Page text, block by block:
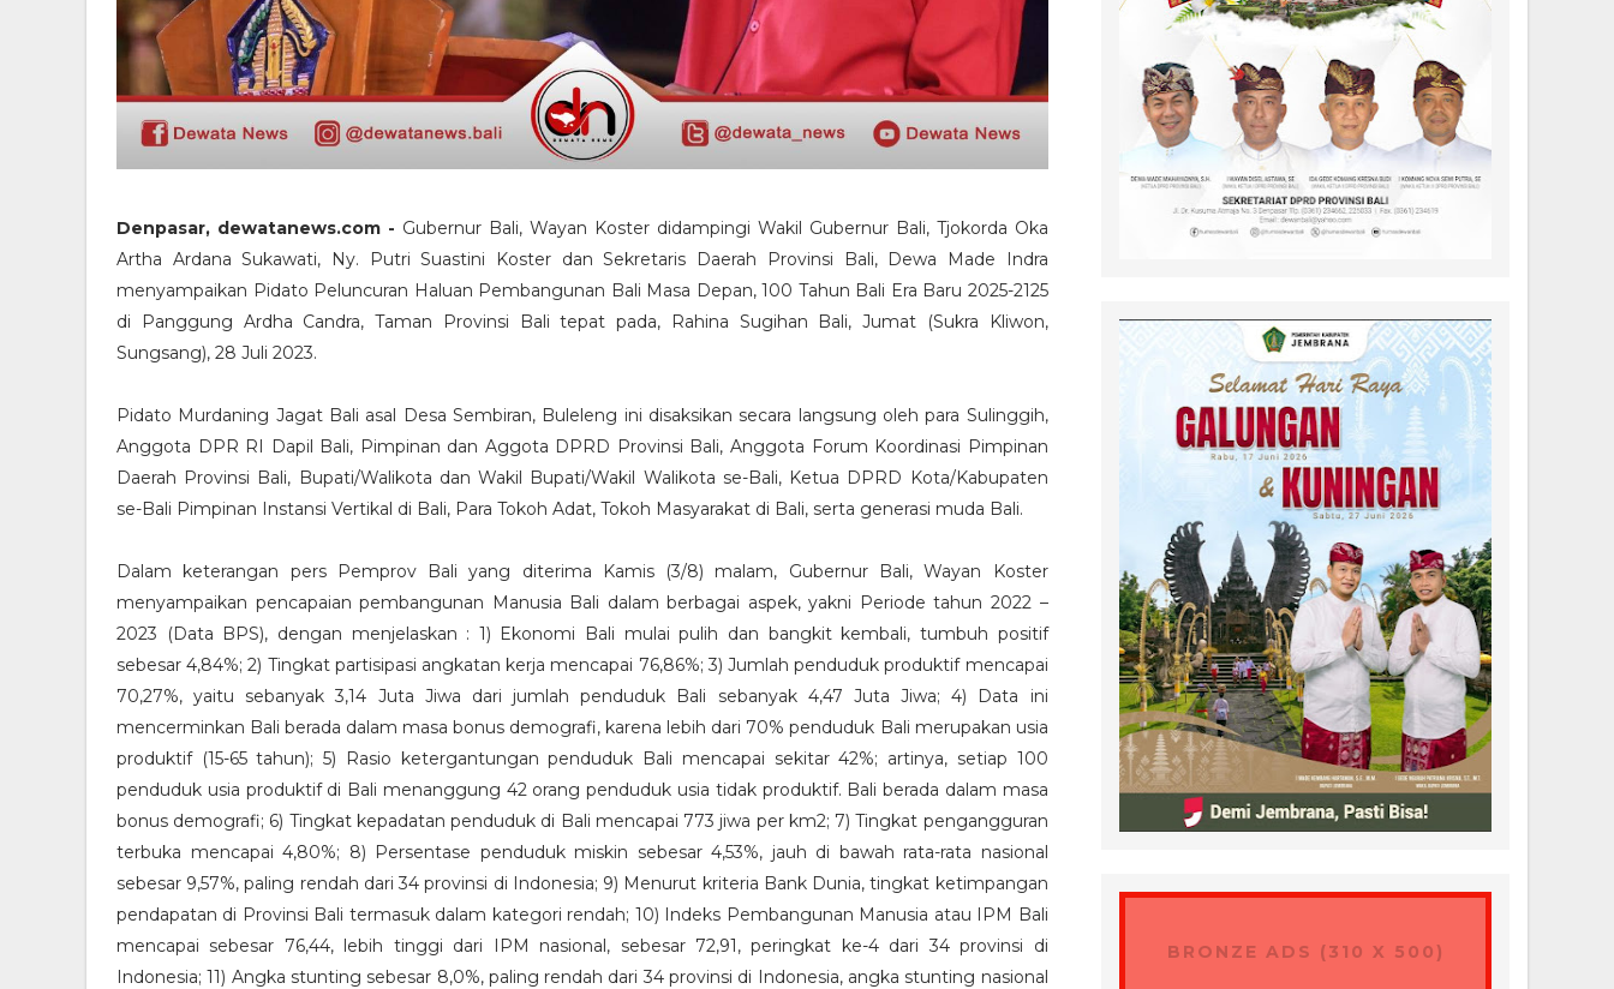
Denpasar, dewatanews.com - Gubernur Bali, Wayan Koster didampingi Wakil Gubernur Bali, Tjokorda Oka
Artha Ardana Sukawati, Ny. Putri Suastini Koster dan Sekretaris Daerah Provinsi Bali, Dewa Made Indra
menyampaikan Pidato Peluncuran Haluan Pembangunan Bali Masa Depan, 100 Tahun Bali Era Baru 2025-2125
di Panggung Ardha Candra, Taman Provinsi Bali tepat pada, Rahina Sugihan Bali, Jumat (Sukra Kliwon,
Sungsang), 28 Juli 2023.
Pidato Murdaning Jagat Bali asal Desa Sembiran, Buleleng ini disaksikan secara langsung oleh para Sulinggih,
Anggota DPR RI Dapil Bali, Pimpinan dan Aggota DPRD Provinsi Bali, Anggota Forum Koordinasi Pimpinan
Daerah Provinsi Bali, Bupati/Walikota dan Wakil Bupati/Wakil Walikota se-Bali, Ketua DPRD Kota/Kabupaten
se-Bali Pimpinan Instansi Vertikal di Bali, Para Tokoh Adat, Tokoh Masyarakat di Bali, serta generasi muda Bali.
Dalam keterangan pers Pemprov Bali yang diterima Kamis (3/8) malam, Gubernur Bali, Wayan Koster
menyampaikan pencapaian pembangunan Manusia Bali dalam berbagai aspek, yakni Periode tahun 2022 –
2023 (Data BPS), dengan menjelaskan : 1) Ekonomi Bali mulai pulih dan bangkit kembali, tumbuh positif
sebesar 4,84%; 2) Tingkat partisipasi angkatan kerja mencapai 76,86%; 3) Jumlah penduduk produktif mencapai
70,27%, yaitu sebanyak 3,14 Juta Jiwa dari jumlah penduduk Bali sebanyak 4,47 Juta Jiwa; 4) Data ini
mencerminkan Bali berada dalam masa bonus demografi, karena lebih dari 70% penduduk Bali merupakan usia
produktif (15-65 tahun); 5) Rasio ketergantungan penduduk Bali mencapai sekitar 42%; artinya, setiap 100
penduduk usia produktif di Bali menanggung 42 orang penduduk usia tidak produktif. Bali berada dalam masa
bonus demografi; 6) Tingkat kepadatan penduduk di Bali mencapai 773 jiwa per km2; 7) Tingkat pengangguran
terbuka mencapai 4,80%; 8) Persentase penduduk miskin sebesar 4,53%, jauh di bawah rata-rata nasional
sebesar 9,57%, paling rendah dari 34 provinsi di Indonesia; 9) Menurut kriteria Bank Dunia, tingkat ketimpangan
pendapatan di Provinsi Bali termasuk dalam kategori rendah; 10) Indeks Pembangunan Manusia atau IPM Bali
mencapai sebesar 76,44, lebih tinggi dari IPM nasional, sebesar 72,91, peringkat ke-4 dari 34 provinsi di
Indonesia; 11) Angka stunting sebesar 8,0%, paling rendah dari 34 provinsi di Indonesia, angka stunting nasional
BRONZE ADS (310 X 500)